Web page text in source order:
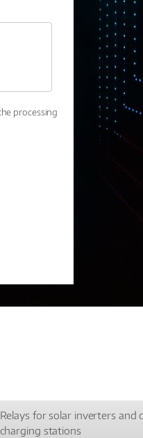
processing
Relays for solar inverters and
charging stations